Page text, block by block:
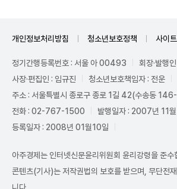
개인정보처리방침 청소년보호정책 사이
정기간행등록번호 : 서울 아 00493
회장·발행
사장·편집인 : 임규진
청소년보호책임자 : 전운
주소 : 서울특별시 종로구 종로 1길 42(수송동
전화 : 02-767-1500
발행일자 : 2007년 11
등록일자 : 2008년 01월10일
아주경제는 인터넷신문윤리위원회 윤리강령을 준
콘텐츠(기사)는 저작권법의 보호를 받으며, 무단전
니다.